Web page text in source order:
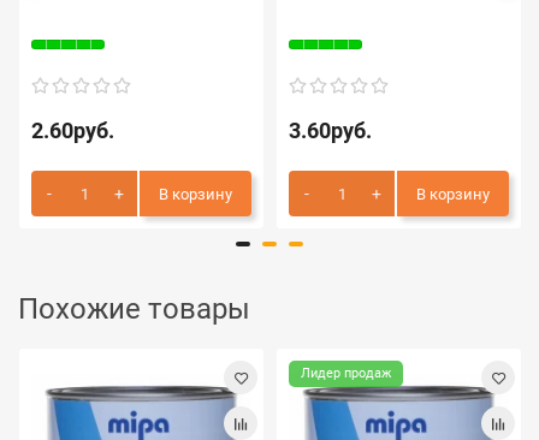
2.60руб.
В корзину
3.60руб.
В корзину
Похожие товары
Лидер продаж